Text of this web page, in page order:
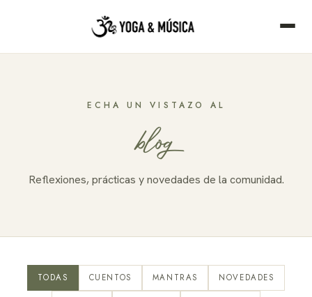
ECHA UN VISTAZO AL
blog
Reflexiones, prácticas y novedades de la comunidad.
TODAS CUENTOS MANTRAS NOVEDADES